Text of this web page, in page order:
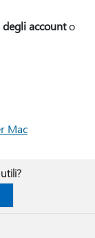
accounto
Mac